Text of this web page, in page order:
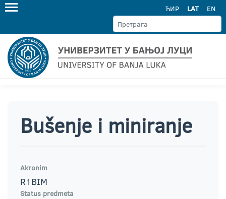
ЋИР LAT EN
Bušenje i miniranje
Akronim
R1BIM
Status predmeta